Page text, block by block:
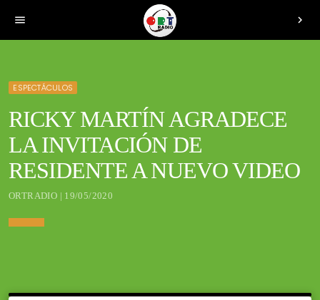
menu chevron_right
ESPECTÁCULOS
RICKY MARTÍN AGRADECE
LA INVITACIÓN DE
RESIDENTE A NUEVO VIDEO
ORTRADIO | 19/05/2020